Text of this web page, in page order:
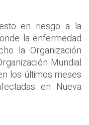
en riesgo a la
la enfermedad
la Organización
Mundial
los últimos meses
en Nueva